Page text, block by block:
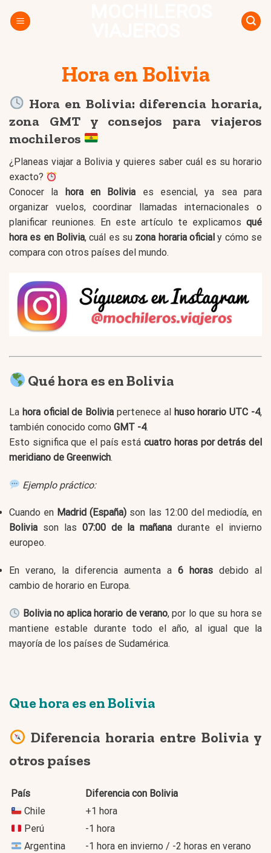
Hora en Bolivia
Hora en Bolivia: diferencia horaria,
zona GMT y consejos para viajeros
mochileros
¿Planeas viajar a Bolivia y quieres saber cuál es su horario
exacto?
Conocer la
hora en Bolivia es esencial, ya sea para
organizar vuelos, coordinar llamadas internacionales o
planificar reuniones. En este artículo te explicamos qué
hora es en Bolivia, cuál es su zona horaria oficial y cómo se
compara con otros países del mundo.
Qué hora es en Bolivia
La hora oficial de Bolivia pertenece al huso horario UTC -4,
también conocido como GMT -4.
Esto significa que el país estácuatro horas por detrás del
meridiano de Greenwich.
Ejemplo práctico:
Cuando en Madrid (España) son las 12:00 del mediodía, en
Bolivia son las 07:00 de la mañana durante el invierno
europeo.
En verano, la diferencia aumenta a 6 horas debido al
cambio de horario en Europa.
Bolivia no aplica horario de verano, por lo que su hora se
mantiene estable durante todo el año, al igual que la
mayoría de los países de Sudamérica.
Que hora es en Bolivia
Diferencia horaria entre Bolivia y
otros países
País
Diferencia con Bolivia
Chile
+1 hora
Perú
-1 hora
Argentina
-1 hora en invierno / -2 horas en verano